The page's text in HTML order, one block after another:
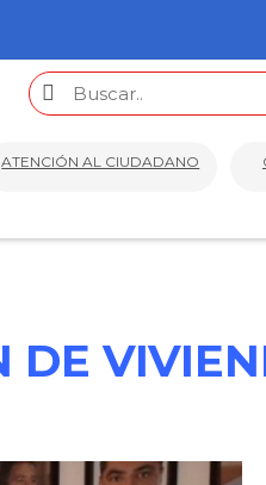
ATENCIÓN AL CIUDADANO
DE